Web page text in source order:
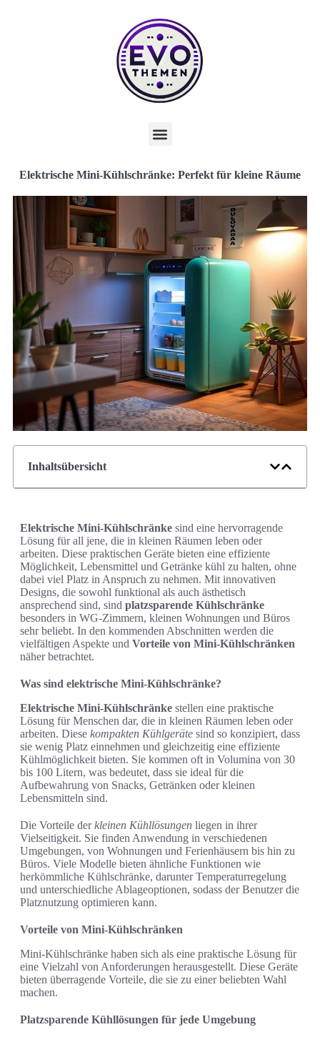
Elektrische Mini-Kühlschränke: Perfekt für kleine Räume
Inhaltsübersicht
Elektrische Mini-Kühlschränke sind eine hervorragende
Lösung für all jene, die in kleinen Räumen leben oder
arbeiten. Diese praktischen Geräte bieten eine effiziente
Möglichkeit, Lebensmittel und Getränke kühl zu halten, ohne
dabei viel Platz in Anspruch zu nehmen. Mit innovativen
Designs, die sowohl funktional als auch ästhetisch
ansprechend sind, sind platzsparende Kühlschränke
besonders in WG-Zimmern, kleinen Wohnungen und Büros
sehr beliebt. In den kommenden Abschnitten werden die
vielfältigen Aspekte und Vorteile von Mini-Kühlschränken
näher betrachtet.
Was sind elektrische Mini-Kühlschränke?
Elektrische Mini-Kühlschränke stellen eine praktische
Lösung für Menschen dar, die in kleinen Räumen leben oder
arbeiten. Diese kompakten Kühlgeräte sind so konzipiert, dass
sie wenig Platz einnehmen und gleichzeitig eine effiziente
Kühlmöglichkeit bieten. Sie kommen oft in Volumina von 30
bis 100 Litern, was bedeutet, dass sie ideal für die
Aufbewahrung von Snacks, Getränken oder kleinen
Lebensmitteln sind.
Die Vorteile derkleinen Kühllösungen liegen in ihrer
Vielseitigkeit. Sie finden Anwendung in verschiedenen
Umgebungen, von Wohnungen und Ferienhäusern bis hin zu
Büros. Viele Modelle bieten ähnliche Funktionen wie
herkömmliche Kühlschränke, darunter Temperaturregelung
und unterschiedliche Ablageoptionen, sodass der Benutzer die
Platznutzung optimieren kann.
Vorteile von Mini-Kühlschränken
Mini-Kühlschränke haben sich als eine praktische Lösung für
eine Vielzahl von Anforderungen herausgestellt. Diese Geräte
bieten überragende Vorteile, die sie zu einer beliebten Wahl
machen.
Platzsparende Kühllösungen für jede Umgebung